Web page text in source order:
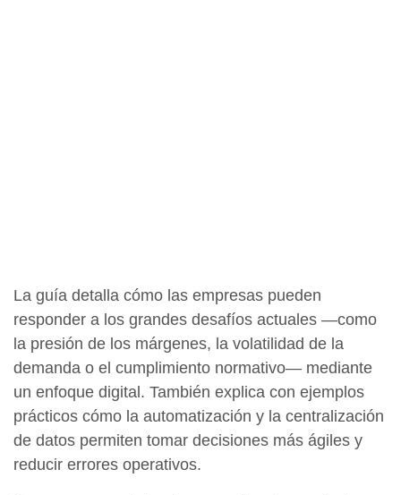
La guía detalla cómo las empresas pueden
responder a los grandes desafíos actuales —como
la presión de los márgenes, la volatilidad de la
demanda o el cumplimiento normativo— mediante
un enfoque digital. También explica con ejemplos
prácticos cómo la automatización y la centralización
de datos permiten tomar decisiones más ágiles y
reducir errores operativos.